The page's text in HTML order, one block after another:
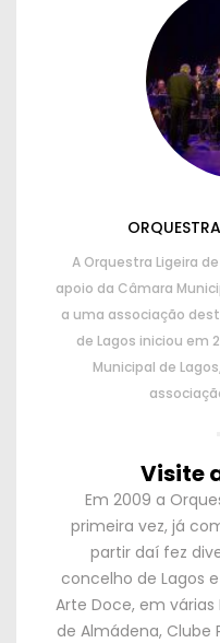
A Orquestra Ligeira
apoio da Câmara
a uma associação
de Lagos iniciou em
Municipal de
Visite
Em 2009 a
primeira vez, já
partir daí fez
concelho de Lagos
Arte Doce, em várias
de Almádena, Clube